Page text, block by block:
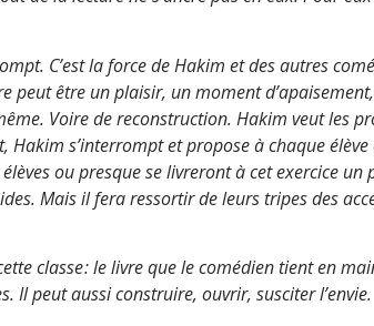
C’est la force de Hakim et des autres
peut être un plaisir, un moment
Voire de reconstruction. Hakim veut les
Hakim s’interromptet propose à chaque
ou presque se livreront à cet exercice
Mais il fera ressortir de leurs tripes des
classe : le livre que le comédien tient en
Il peut aussi construire, ouvrir, susciter l’envie.